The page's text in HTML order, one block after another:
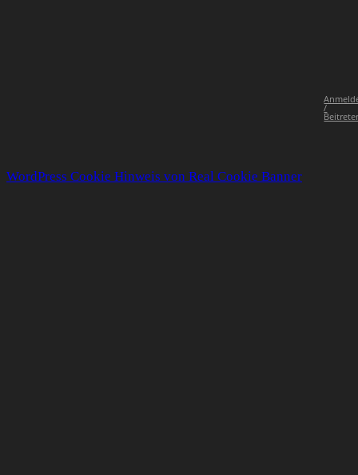
/
WordPress Cookie Hinweis von Real Cookie Banner